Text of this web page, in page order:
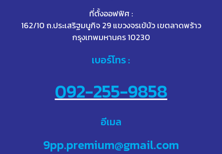
ที่ตั้งออฟฟิศ :
162/10 ถ.ประเสริฐมนูกิจ 29 แขวงจรเข้บัว เขตลาดพร้าว
กรุงเทพมหานคร 10230
เบอร์โทร :
092-255-9858
อีเมล
9pp.premium@gmail.com